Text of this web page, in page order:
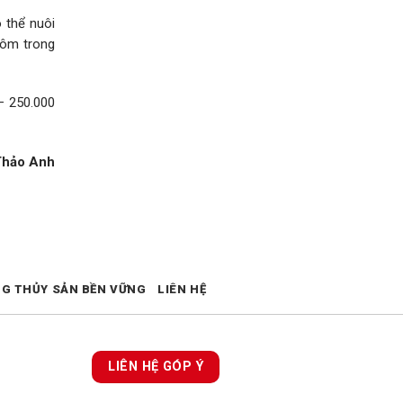
thể nuôi
trong
250.000
Anh
LIÊN HỆ GÓP Ý
THỦY SẢN BỀN VỮNG LIÊN HỆ